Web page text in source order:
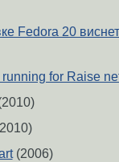
Fedora 20
for Raise
(2006)